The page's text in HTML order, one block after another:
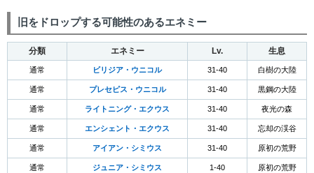
旧をドロップする可能性のあるエネミー
分類 エネミー Lv. 生息
通常 ビリジア・ウニコル 31-40 白樹の大陸
通常 プレセピス・ウニコル 31-40 黒鋼の大陸
通常 ライトニング・エクウス 31-40 夜光の森
通常 エンシェント・エクウス 31-40 忘却の渓谷
通常 アイアン・シミウス 31-40 原初の荒野
通常 ジュニア・シミウス 1-40 原初の荒野